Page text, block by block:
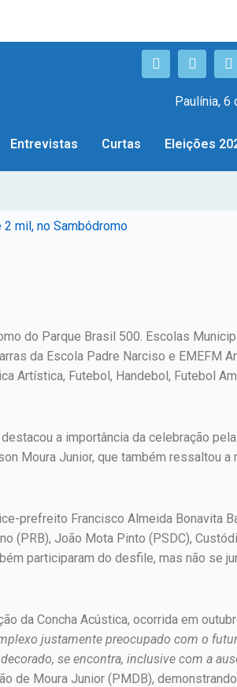
Paulínia, 6
Entrevistas Curtas Eleições
2 mil, no Sambódromo
do Parque Brasil 500. Escolas
da Escola Padre Narciso e EMEFM
Artística, Futebol, Handebol, Futebol
a importância da celebração
Moura Junior, que também ressaltou
prefreito Francisco Almeida Bonavita
João Mota Pinto (PSDC),
participaram do desfile, mas não se
da Concha Acústica, ocorrida em
justamente preocupado com o
se encontra, inclusive com a
Moura Junior (PMDB),